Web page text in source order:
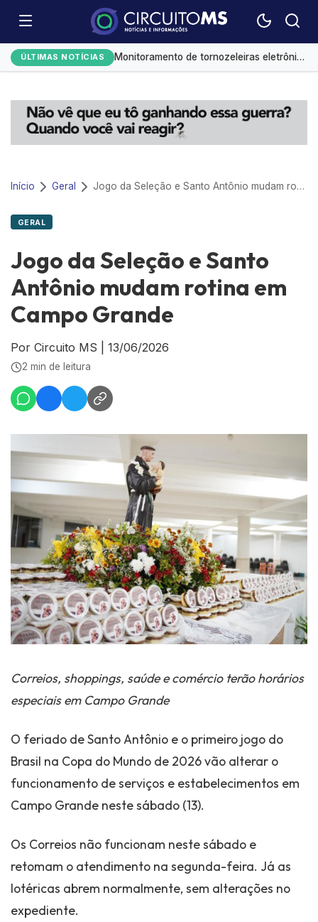
ÚLTIMAS NOTÍCIAS
Redução da taxa de juros ainda é insuficiente, avaliam entidades
Monitoramento de tornozeleiras eletrônicas gera custo mensal de R$ 1,8 milhão
El Niño já provoca R$ 3,5 bi em prejuízos e afeta mais 200 cidades brasileiras, diz CNM
Início Geral Jogo da Seleção e Santo Antônio mudam rotina em Campo Grande
GERAL
Jogo da Seleção e Santo
Antônio mudam rotina em
Campo Grande
Por Circuito MS 13/06/2026
2 min de leitura
Correios, shoppings, saúde e comércio terão horários
especiais em Campo Grande
O feriado de Santo Antônio e o primeiro jogo do
Brasil na Copa do Mundo de 2026 vão alterar o
funcionamento de serviços e estabelecimentos em
Campo Grande neste sábado (13).
Os Correios não funcionam neste sábado e
retomam o atendimento na segunda-feira. Já as
lotéricas abrem normalmente, sem alterações no
expediente.